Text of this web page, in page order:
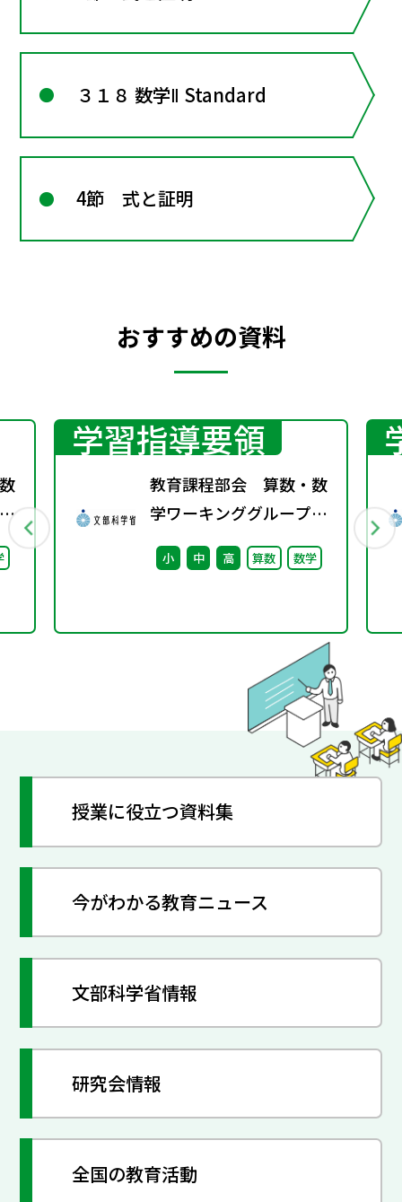
３１８ 数学Ⅱ Standard
4節 式と証明
おすすめの資料
学習指導要領
教育課程部会 算数・数
学ワーキンググループ
（第1回） 配付資料
小 中 高 算数 数学
授業に役立つ資料集
今がわかる教育ニュース
文部科学省情報
研究会情報
全国の教育活動